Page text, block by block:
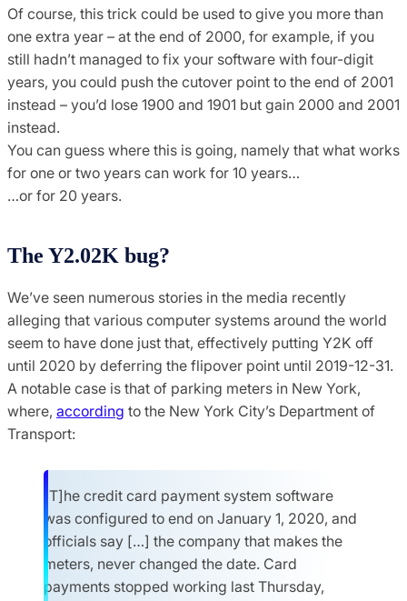
Of course, this trick could be used to give you more than
one extra year – at the end of 2000, for example, if you
still hadn’t managed to fix your software with four-digit
years, you could push the cutover point to the end of 2001
instead – you’d lose 1900 and 1901 but gain 2000 and 2001
instead.
You can guess where this is going, namely that what works
for one or two years can work for 10 years…
…or for 20 years.
The Y2.02K bug?
We’ve seen numerous stories in the media recently
alleging that various computer systems around the world
seem to have done just that, effectively putting Y2K off
until 2020 by deferring the flipover point until 2019-12-31.
A notable case is that of parking meters in New York,
where, according to the New York City’s Department of
Transport:
[T]he credit card payment system software
was configured to end on January 1, 2020, and
officials say […] the company that makes the
meters, never changed the date. Card
payments stopped working last Thursday,